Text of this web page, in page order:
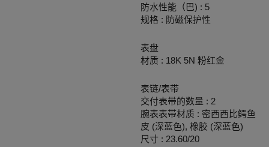
防水性能（巴) : 5
规格 : 防磁保护性
表盘
材质 : 18K 5N 粉红金
表链/表带
交付表带的数量 : 2
腕表表带材质 : 密西西比鳄鱼
皮 (深蓝色), 橡胶 (深蓝色)
尺寸 : 23.60/20